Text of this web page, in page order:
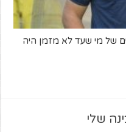
של מי שעד לא מזמן היה
שלי